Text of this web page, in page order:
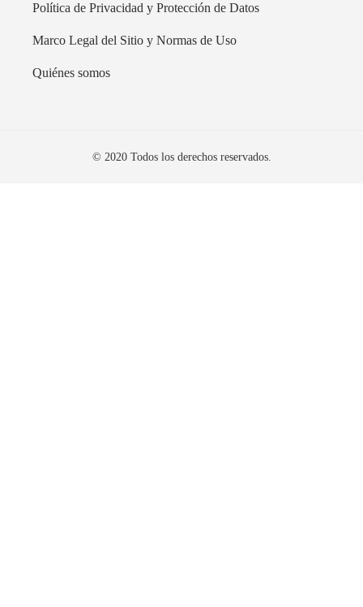
Política de Privacidad y Protección de Datos
Marco Legal del Sitio y Normas de Uso
Quiénes somos
© 2020 Todos los derechos reservados.